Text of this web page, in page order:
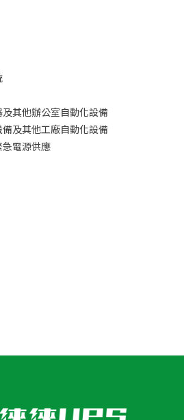
其他辦公室自動化設備
及其他工廠自動化設備
電源供應